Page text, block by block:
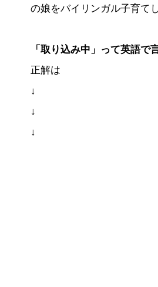
の娘をバイリンガル子育て
「取り込み中」 って英語で
正解は
↓
↓
↓